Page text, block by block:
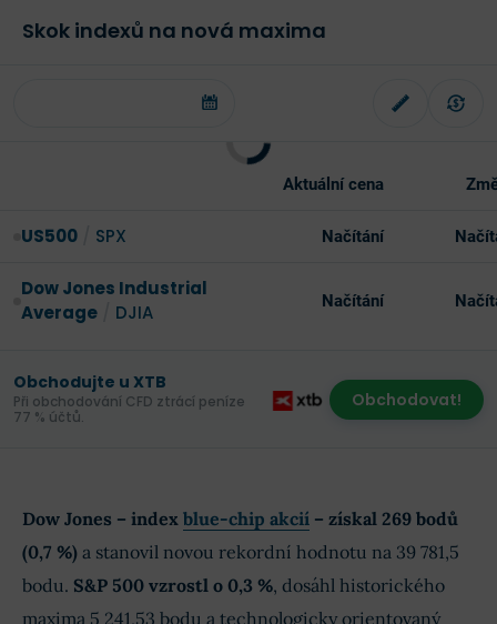
Skok indexů na nová maxima
Aktuální cena
US500 SPX Načítání
Dow Jones Industrial
Average
DJIA Načítání
Obchodujte u XTB
Při obchodování CFD ztrácí peníze
77 % účtů.
Obchodovat!
Dow Jones – index blue-chip akcií – získal 269 bodů
(0,7 %) a stanovil novou rekordní hodnotu na 39 781,5
bodu. S&P 500 vzrostl o 0,3 %, dosáhl historického
maxima 5 241,53 bodu a technologicky orientovaný